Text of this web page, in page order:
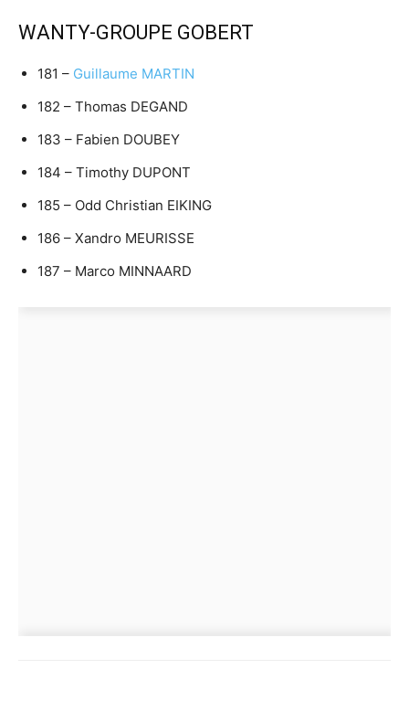
WANTY-GROUPE GOBERT
181 – Guillaume MARTIN
182 – Thomas DEGAND
183 – Fabien DOUBEY
184 – Timothy DUPONT
185 – Odd Christian EIKING
186 – Xandro MEURISSE
187 – Marco MINNAARD